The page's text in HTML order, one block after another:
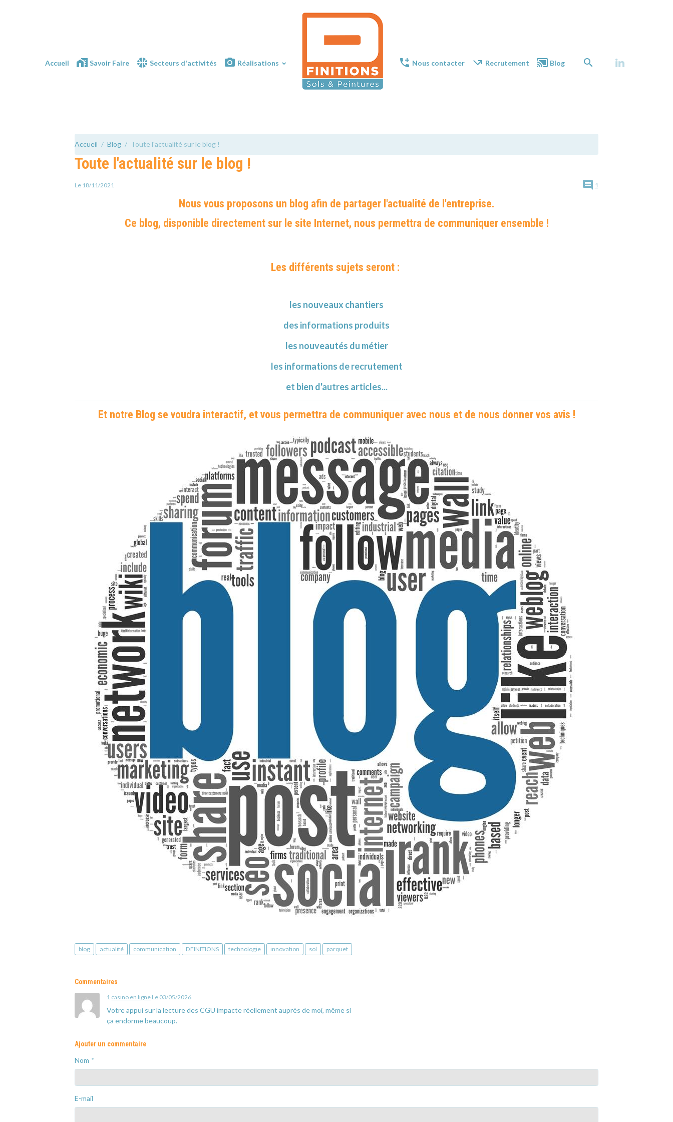
Accueil Savoir Faire Secteurs d'activités Réalisations Nous contacter Recrutement Blog
Accueil Blog Toute l'actualité sur le blog !
Toute l'actualité sur le blog !
Le 18/11/2021 1
Nous vous proposons un blog afin de partager l'actualité de l'entreprise.
Ce blog, disponible directement sur le site Internet, nous permettra de communiquer ensemble !
Les différents sujets seront :
les nouveaux chantiers
des informations produits
les nouveautés du métier
les informations de recrutement
et bien d'autres articles...
Et notre Blog se voudra interactif, et vous permettra de communiquer avec nous et de nous donner vos avis !
blog actualité communication DFINITIONS technologie innovation sol parquet
Commentaires
1 casino en ligne Le 03/05/2026
Votre appui sur la lecture des CGU impacte réellement auprès de moi, même si
ça endorme beaucoup.
Ajouter un commentaire
Nom
E-mail